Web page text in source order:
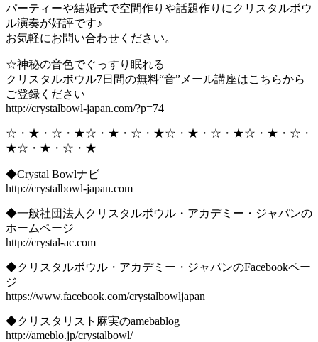
パーティーや結婚式で空間作りや話題作りにクリスタルボウ
ル演奏が好評です♪
お気軽にお問い合わせください。
☆神秘の音色でぐっすり眠れる
クリスタルボウル7日間の無料“音”メール講座はこちらから
ご登録ください
http://crystalbowl-japan.com/?p=74
☆・★・☆・★☆・★・☆・★☆・★・☆・★☆・★・☆・
★☆・★・☆・★
◆Crystal Bowlナビ
http://crystalbowl-japan.com
◆一般社団法人クリスタルボウル・アカデミー・ジャパンの
ホームページ
http://crystal-ac.com
◆クリスタルボウル・アカデミー・ジャパンのFacebookペー
ジ
https://www.facebook.com/crystalbowljapan
◆クリスタリスト麻実のamebablog
http://ameblo.jp/crystalbowl/